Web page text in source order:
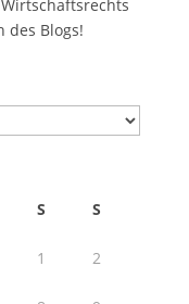
des Blogs!
S S
1 2